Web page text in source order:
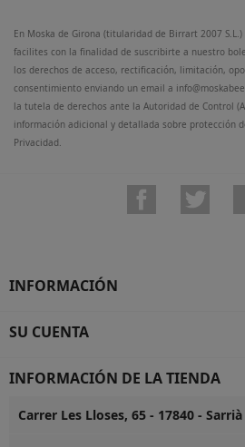
En Moska de Girona (titularidad de Birrart 2007
facilites con la finalidad de suscribirte a nuestro
los derechos de acceso, rectificación, limitación,
consentimiento enviando un email a
la tutela de derechos ante la Autoridad de Control
información adicional y detallada sobre protección
Privacidad.
Facebook
INFORMACIÓN
SU CUENTA
INFORMACIÓN DE LA TIENDA
Carrer Les Lloses, 65 - 17840 -